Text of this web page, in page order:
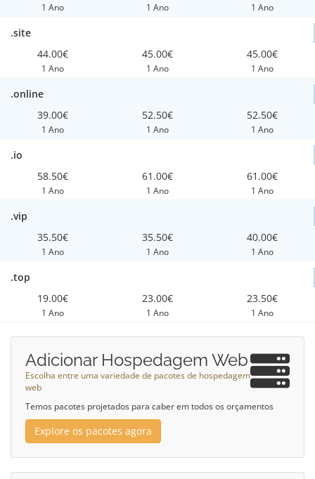
1 Ano 1 Ano 1 Ano
.site
44.00€
1 Ano
45.00€
1 Ano
45.00€
1 Ano
.online
39.00€
1 Ano
52.50€
1 Ano
52.50€
1 Ano
.io
58.50€
1 Ano
61.00€
1 Ano
61.00€
1 Ano
.vip
35.50€
1 Ano
35.50€
1 Ano
40.00€
1 Ano
.top
19.00€
1 Ano
23.00€
1 Ano
23.50€
1 Ano
Adicionar Hospedagem Web
Escolha entre uma variedade de pacotes de hospedagem
web
Temos pacotes projetados para caber em todos os orçamentos
Explore os pacotes agora